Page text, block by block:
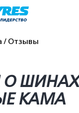
Отзывы
О ШИНАХ
КАМА